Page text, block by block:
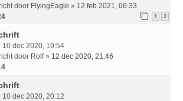
door FlyingEagle » 12 feb 2021, 06:33
1 2
dec 2020, 19:54
door Rolf» 12 dec 2020, 21:46
dec 2020, 20:12